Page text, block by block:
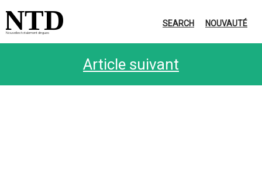
Nouvelles totalement dingues
NTD SEARCH NOUVAUTÉ
Article suivant